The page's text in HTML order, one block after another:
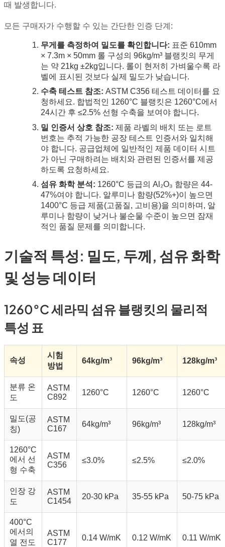
때 발생합니다.
모든 구매자가 수행할 수 있는 간단한 인증 단계:
무게를 측정하여 밀도를 확인합니다: 표준 610mm
× 7.3m × 50mm 롤 구성의 96kg/m³ 블랭킷의 무게
는 약 21kg ±2kg입니다. 롤이 현저히 가벼울수록 라
벨에 표시된 것보다 실제 밀도가 낮습니다.
수축 테스트 참조: ASTM C356 테스트 데이터를 요
청하세요. 합법적인 1260°C 블랭킷은 1260°C에서
24시간 후 ≤2.5% 선형 수축을 보여야 합니다.
밀 인증서 상호 참조: 제품 라벨의 배치 또는 로트
번호는 추적 가능한 공장 테스트 인증서와 일치해
야 합니다. 공급업체에 일반적인 제품 데이터 시트
가 아닌 구매하려는 배치와 관련된 인증서를 제공
하도록 요청하세요.
섬유 화학 분석: 1260°C 등급의 Al₂O₃ 함량은 44-
47%여야 합니다. 알루미나 함량(52%+)이 높으면
1400°C 등급 제품(고품질, 고비용)을 의미하며, 알
루미나 함량이 낮거나 불순물 수준이 높으면 잠재
적인 품질 문제를 의미합니다.
기술적 특성: 밀도, 두께, 섬유 화학
및 성능 데이터
1260°C 세라믹 섬유 블랭킷의 물리적
특성 표
속성
시험
방법
64kg/m³ 96kg/m³ 128kg/m³
분류 온
도
ASTM
C892
1260°C 1260°C 1260°C
밀도(공
칭)
ASTM
C167
64kg/m³ 96kg/m³ 128kg/m³
1260°C
에서 선
형 수축
ASTM
C356
≤3.0% ≤2.5% ≤2.0%
인장 강
도
ASTM
C1454
20-30 kPa 35-55 kPa 50-75 kPa
400°C
에서의
열 전도
ASTM
C177
0.14 W/mK 0.12 W/mK 0.11 W/mK